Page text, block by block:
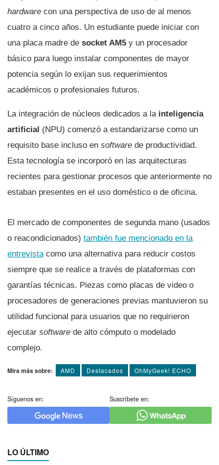
hardware con una perspectiva de uso de al menos
cuatro a cinco años. Un estudiante puede iniciar con
una placa madre de socket AM5 y un procesador
básico para luego instalar componentes de mayor
potencia según lo exijan sus requerimientos
académicos o profesionales futuros.
La integración de núcleos dedicados a la inteligencia
artificial (NPU) comenzó a estandarizarse como un
requisito base incluso en software de productividad.
Esta tecnología se incorporó en las arquitecturas
recientes para gestionar procesos que anteriormente no
estaban presentes en el uso doméstico o de oficina.
El mercado de componentes de segunda mano (usados
o reacondicionados) también fue mencionado en la
entrevistacomo una alternativa para reducir costos
siempre que se realice a través de plataformas con
garantías técnicas. Piezas como placas de video o
procesadores de generaciones previas mantuvieron su
utilidad funcional para usuarios que no requirieron
ejecutar software de alto cómputo o modelado
complejo.
Mira más sobre: AMD Destacados OhMyGeek! ECHO
Síguenos en: Suscríbete en:
LO ÚLTIMO